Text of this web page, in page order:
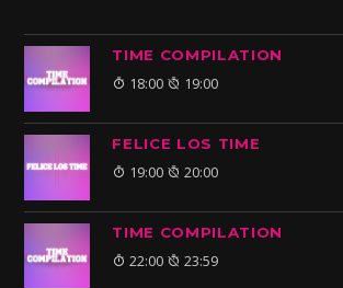
TIME COMPILATION
18:00 19:00
FELICE LOS TIME
19:00 20:00
TIME COMPILATION
22:00 23:59